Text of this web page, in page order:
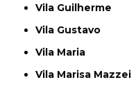
Vila Guilherme
Vila Gustavo
Vila Maria
Vila Marisa Mazzei